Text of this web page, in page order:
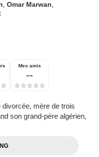
,Omar Marwan
Mes amis
--
mère de trois
son grand-père algérien,